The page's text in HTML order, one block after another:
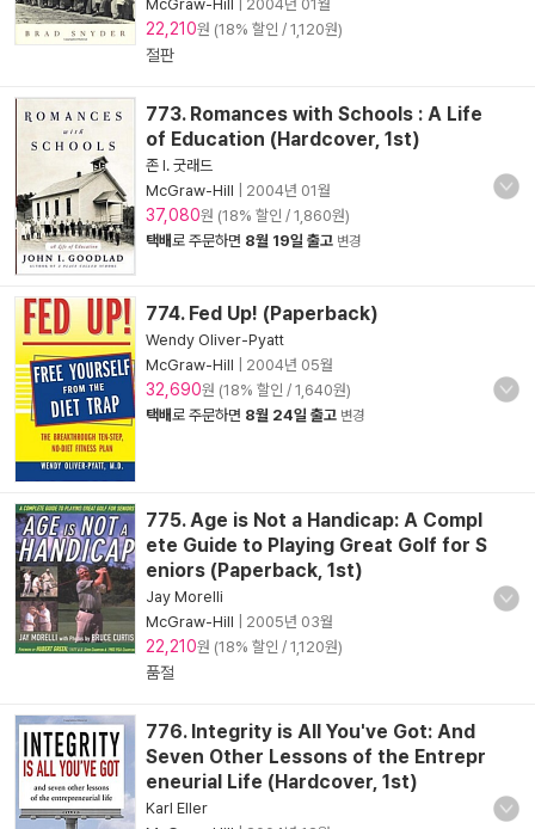
McGraw-Hill
2004년 01월
22,210원 (18% 할인 / 1,120원)
절판
773. Romances with Schools : A Life
of Education (Hardcover, 1st)
존 I. 굿래드
McGraw-Hill
2004년 01월
37,080원 (18% 할인 / 1,860원)
택배로 주문하면 8월 19일 출고 변경
774. Fed Up! (Paperback)
Wendy Oliver-Pyatt
McGraw-Hill
2004년 05월
32,690원 (18% 할인 / 1,640원)
택배로 주문하면 8월 24일 출고 변경
775. Age is Not a Handicap: A Compl
ete Guide to Playing Great Golf for S
eniors (Paperback, 1st)
Jay Morelli
McGraw-Hill
2005년 03월
22,210원 (18% 할인 / 1,120원)
품절
776. Integrity is All You've Got: And
Seven Other Lessons of the Entrepr
eneurial Life (Hardcover, 1st)
Karl Eller